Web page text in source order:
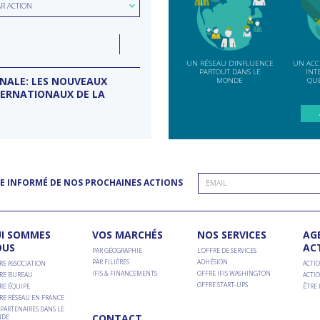
ACTION
LES NOUVEAUX
DE LA
INDE
MISSION D’ENTREPRISES
UN RÉSEAU D'INFLUENCE
PARTOUT DANS LE
MONDE
UN
INFORMÉ DE NOS PROCHAINES ACTIONS
SOMMES
ASSOCIATION
BUREAU
ÉQUIPE
RÉSEAU EN FRANCE
DANS LE
VOS MARCHÉS
PAR GÉOGRAPHIE
PAR FILIÈRES
IFIS & FINANCEMENTS
NOS SERVICES
L’OFFRE DE SERVICES
ADHÉSION
OFFRE IFIS WASHINGTON
OFFRE START-UPS
ÊTRE